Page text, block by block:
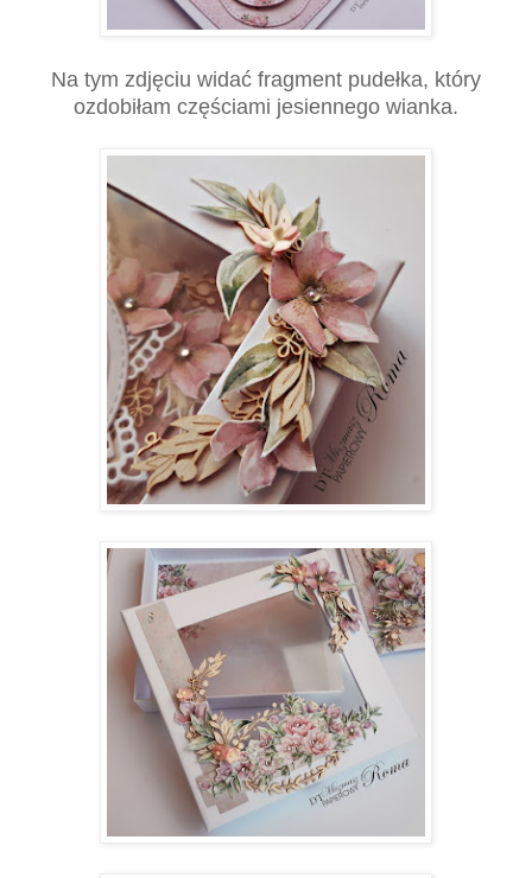
Na tym zdjęciu widać fragment pudełka, który
ozdobiłam częściami jesiennego wianka.